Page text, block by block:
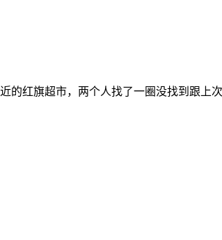
红旗超市，两个人找了一圈没找到跟上